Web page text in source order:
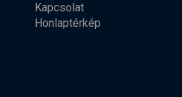
Kapcsolat
Honlaptérkép